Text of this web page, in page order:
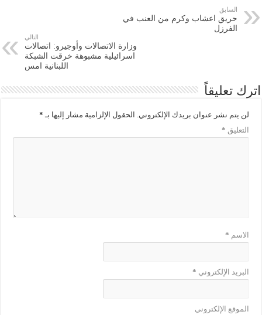
السابق
حريق اعشاب وكرم من العنب في
الفرزل
التالي
وزارة الاتصالات وأوجيرو: اتصالات
اسرائيلية مشبوهة خرقت الشبكة
اللبنانية امس
اترك تعليقاً
لن يتم نشر عنوان بريدك الإلكتروني. الحقول الإلزامية مشار إليها بـ *
التعليق *
الاسم *
البريد الإلكتروني *
الموقع الإلكتروني